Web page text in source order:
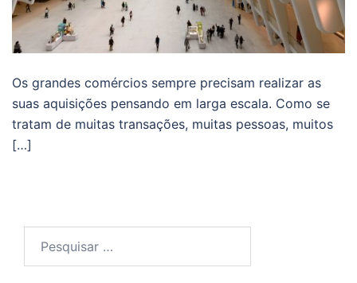
Os grandes comércios sempre precisam realizar as
suas aquisições pensando em larga escala. Como se
tratam de muitas transações, muitas pessoas, muitos
[…]
por: